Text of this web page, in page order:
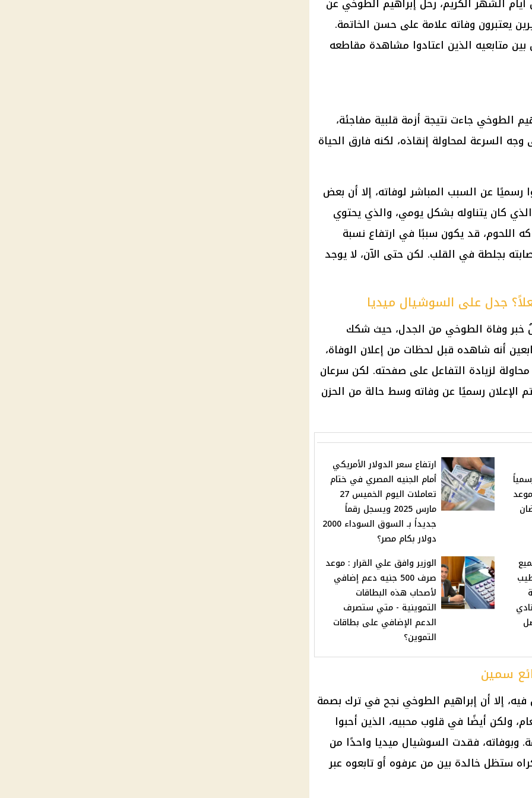
الشهر الكريم، رحل إبراهيم الطوخي عن
يعتبرون وفاته علامة على حسن الخاتمة.
متابعيه الذين اعتادوا مشاهدة مقاطعه
الطوخي جاءت نتيجة أزمة قلبية مفاجئة،
السرعة لمحاولة إنقاذه، لكنه فارق الحياة
رسميًا عن السبب المباشر لوفاته، إلا أن بعض
كان يتناوله بشكل يومي، والذي يحتوي
اللحوم، قد يكون سببًا في ارتفاع نسبة
بجلطة في القلب. لكن حتى الآن، لا يوجد
جدل على السوشيال ميديا
خبروفاة الطوخي من الجدل، حيث شكك
أنه شاهده قبل لحظات من إعلان الوفاة،
لزيادة التفاعل على صفحته. لكن سرعان
الإعلان رسميًا عن وفاته وسط حالة من الحزن
ارتفاع سعر الدولار الأمريكي
أمام الجنيه المصري في ختام
تعاملات اليوم الخميس 27
مارس 2025 ويسجل رقماً
جديداً بـ السوق السوداء 2000
دولار بكام مصر؟
الوزير وافق علي القرار : موعد
صرف 500 جنيه دعم إضافي
لأصحاب هذه البطاقات
التموينية - متي ستصرف
الدعم الإضافي على بطاقات
التموين؟
سمين
إلا أن إبراهيم الطوخي نجح في ترك بصمة
ولكن أيضًا في قلوب محبيه، الذين أحبوا
وبوفاته، فقدت السوشيال ميديا واحدًا من
ستظل خالدة بين من عرفوه أو تابعوه عبر